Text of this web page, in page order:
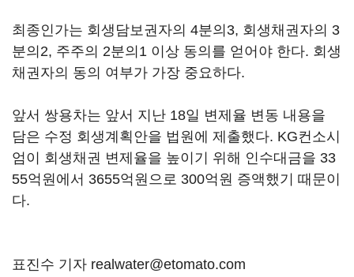
최종인가는 회생담보권자의 4분의3, 회생채권자의 3
분의2, 주주의 2분의1 이상 동의를 얻어야 한다. 회생
채권자의 동의 여부가 가장 중요하다.
앞서 쌍용차는 앞서 지난 18일 변제율 변동 내용을
담은 수정 회생계획안을 법원에 제출했다. KG컨소시
엄이 회생채권 변제율을 높이기 위해 인수대금을 33
55억원에서 3655억원으로 300억원 증액했기 때문이
다.
표진수 기자 realwater@etomato.com